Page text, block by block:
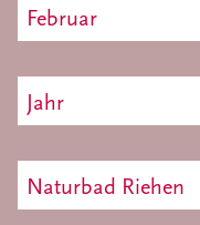
Februar
Jahr
Naturbad Riehen